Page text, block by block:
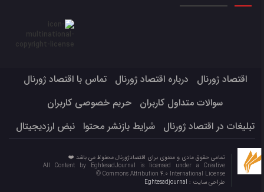
اقتصاد ژورنال درباره اقتصاد ژورنال
تماس با اقتصاد ژورنال
سوالات متداول کاربران
حریم خصوصی کاربران
تبلیغات در اقتصاد ژورنال
شرایط بازنشر محتوا نبض ارزدیجیتال
تمامی حقوق مادی و معنوی برای اقتصادژورنال محفوظ می باشد ❤️
All Content by EghtesadJournal is licensed under a Creative
Commons Attribution 4.0 International License ©️
طراحی سایت :